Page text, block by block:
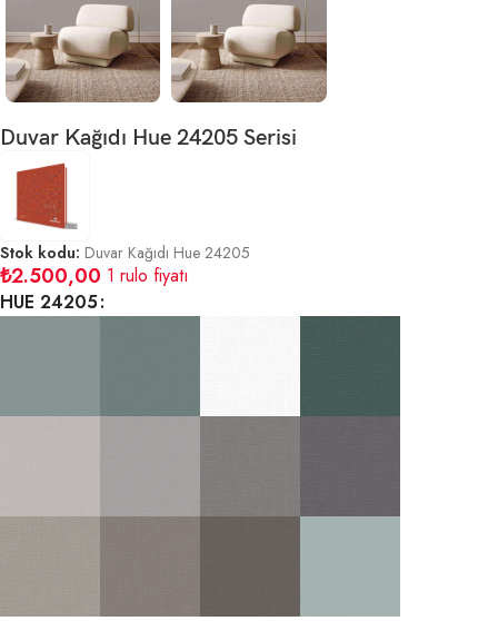
Duvar Kağıdı Hue 24205 Serisi
Stok kodu: Duvar Kağıdı Hue 24205
₺2.500,00 1 rulo fiyatı
HUE 24205